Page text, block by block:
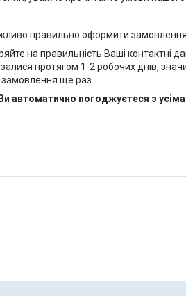
правильно оформити замовлення.
на правильність Ваші
протягом 1-2 робочих днів,
ще раз.
автоматично погоджуєтеся з